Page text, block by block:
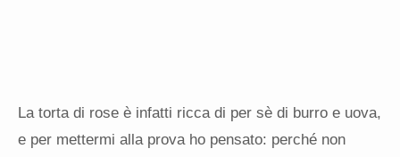
La torta di rose è infatti ricca di per sè di burro e uova,
e per mettermi alla prova ho pensato: perché non